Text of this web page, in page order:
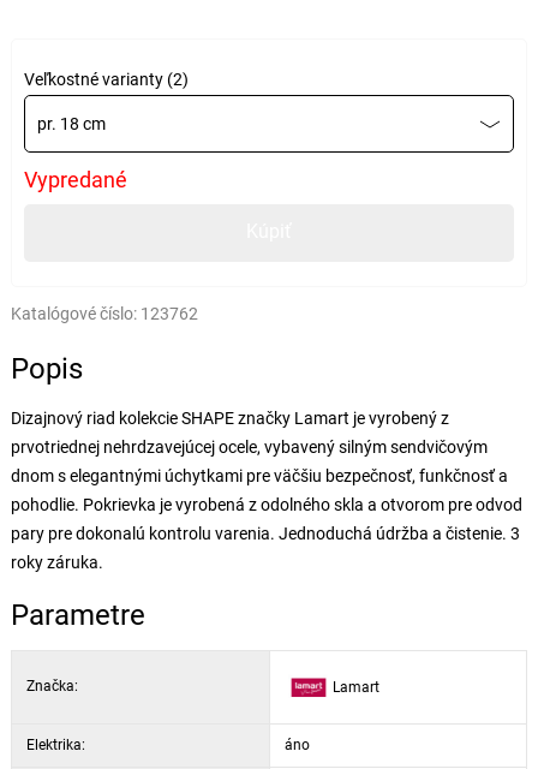
Veľkostné varianty (2)
pr. 18 cm
Vypredané
Katalógové číslo: 123762
Popis
Dizajnový riad kolekcie SHAPE značky Lamart je vyrobený z
prvotriednej nehrdzavejúcej ocele, vybavený silným sendvičovým
dnom s elegantnými úchytkami pre väčšiu bezpečnosť, funkčnosť a
pohodlie. Pokrievka je vyrobená z odolného skla a otvorom pre odvod
pary pre dokonalú kontrolu varenia. Jednoduchá údržba a čistenie. 3
roky záruka.
Parametre
Značka: Lamart
Elektrika: áno